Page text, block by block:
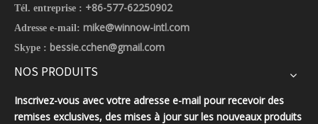
Tél. entreprise : +86-577-62250902
Adresse e-mail: mike@winnow-intl.com
Skype : bessie.cchen@gmail.com
NOS PRODUITS
Inscrivez-vous avec votre adresse e-mail pour recevoir des
remises exclusives, des mises à jour sur les nouveaux produits